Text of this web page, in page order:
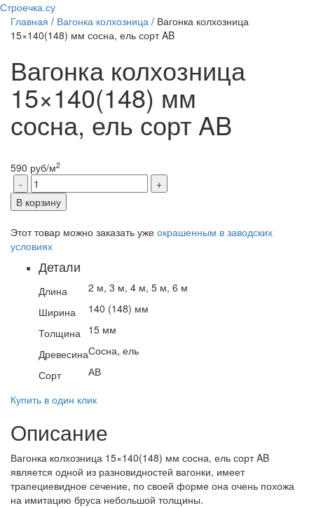
Строечка.су
Главная / Вагонка колхозница / Вагонка колхозница
15×140(148) мм сосна, ель сорт AB
Вагонка колхозница
15×140(148) мм
сосна, ель сорт AB
590 руб/м2
В корзину
Этот товар можно заказать уже окрашенным в заводских
условиях
Детали
Длина
2 м, 3 м, 4 м, 5 м, 6 м
Ширина
140 (148) мм
Толщина 15 мм
ДревесинаСосна, ель
Сорт
АВ
Купить в один клик
Описание
Вагонка колхозница 15×140(148) мм сосна, ель сорт AB
является одной из разновидностей вагонки, имеет
трапециевидное сечение, по своей форме она очень похожа
на имитацию бруса небольшой толщины.